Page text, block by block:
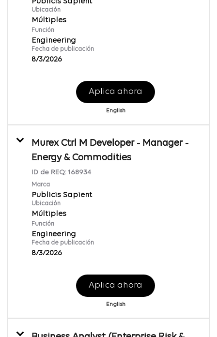
Ubicación
Múltiples
Función
Engineering
Fecha de publicación
8/3/2026
Aplica ahora
English
Murex Ctrl M Developer - Manager -
Energy & Commodities
ID de REQ: 168934
Marca
Publicis Sapient
Ubicación
Múltiples
Función
Engineering
Fecha de publicación
8/3/2026
Aplica ahora
English